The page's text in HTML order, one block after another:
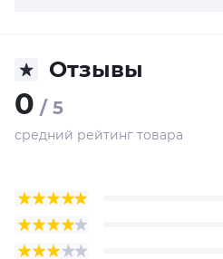
Отзывы
0 / 5
средний рейтинг товара